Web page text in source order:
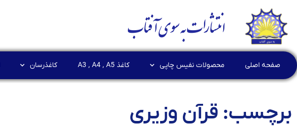
انتشارات به سوی آفتاب
صفحه اصلی محصولات نفیس چاپی کاغذ A3 , A4 , A5 کاغذرسان
برچسب: قرآن وزیری